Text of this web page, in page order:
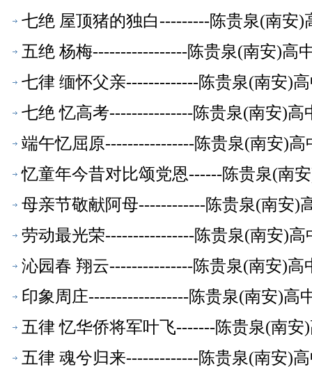
七绝 屋顶猪的独白---------陈贵泉(南安)
五绝 杨梅-----------------陈贵泉(南安)高
七律 缅怀父亲-------------陈贵泉(南安)
七绝 忆高考---------------陈贵泉(南安)高
端午忆屈原----------------陈贵泉(南安)高
忆童年今昔对比颂党恩------陈贵泉(南
母亲节敬献阿母------------陈贵泉(南安)
劳动最光荣----------------陈贵泉(南安)高
沁园春 翔云---------------陈贵泉(南安)高
印象周庄------------------陈贵泉(南安)高
五律 忆华侨将军叶飞-------陈贵泉(南安
五律 魂兮归来-------------陈贵泉(南安)